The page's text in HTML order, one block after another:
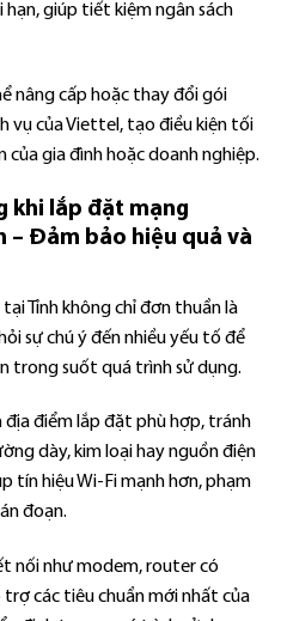
giúp tiết kiệm ngân sách
nâng cấp hoặc thay đổi gói
vụ của Viettel, tạo điều kiện tối
gia đình hoặc doanh nghiệp.
khi lắp đặt mạng
Đảm bảo hiệu quả và
Tỉnh không chỉ đơn thuần là
sự chú ý đến nhiều yếu tố để
trong suốt quá trình sử dụng.
địa điểm lắp đặt phù hợp, tránh
dày, kim loại hay nguồn điện
tín hiệu Wi-Fi mạnh hơn, phạm
đoạn.
nối như modem, router có
các tiêu chuẩn mới nhất của